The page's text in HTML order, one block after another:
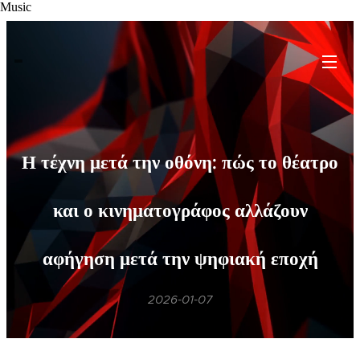
Music
Η τέχνη μετά την οθόνη: πώς το θέατρο
και ο κινηματογράφος αλλάζουν
αφήγηση μετά την ψηφιακή εποχή
2026-01-07